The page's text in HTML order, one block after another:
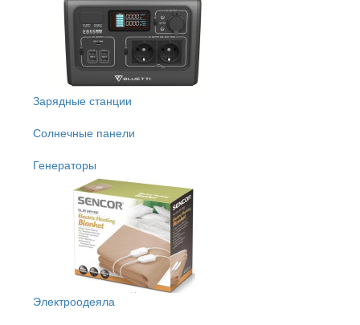
Зарядные станции
Солнечные панели
Генераторы
Электроодеяла